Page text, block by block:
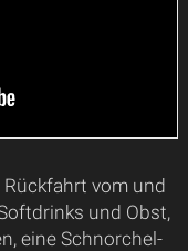
vom und
und Obst,
eine Schnorchel-